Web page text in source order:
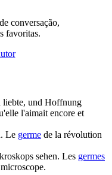
conversação,
favoritas.
liebte, und Hoffnung
l'aimait encore et
Le germe de la révolution
sehen. Les germes